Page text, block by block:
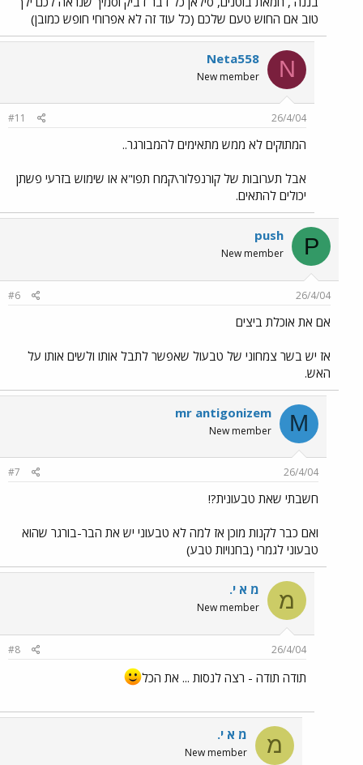
טוב אם החוש טעם שלכם (כל עוד זה לא אפרוחי חופש כמובן)
N
Neta558
New member
26/4/04
#11
המתוקים לא ממש מתאימים להמבורגר..
אבל תערובות של קורנפלור\קמח תפו"א או שימוש בזרעי פשתן
יכולים להתאים.
P
push
New member
26/4/04
#6
אם את אוכלת ביצים
אז יש בשר צמחוני של טבעול שאפשר לתבל אותו ולשים אותו על
האש.
M
mr antigonizem
New member
26/4/04
#7
חשבתי שאת טבעונית?!
ואם כבר לקנות מוכן אז למה לא טבעוני יש את הבר-בורגר שהוא
טבעוני לגמרי (בחנויות טבע)
מ מ א י.
New member
26/4/04
#8
תודה תודה - רצה לנסות ... את הכל
מ מ א י.
New member